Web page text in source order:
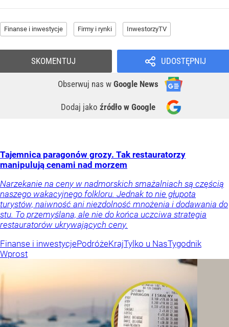
Finanse i inwestycje Firmy i rynki InwestorzyTV
UDOSTĘPNIJ
Obserwuj nas w Google News
Dodaj jako źródło w Google
SKOMENTUJ
Tajemnica paragonów grozy. Tak restauratorzy
manipulują cenami nad morzem
Narzekanie na ceny w nadmorskich smażalniach są częścią
naszego wakacyjnego folkloru. Jednak to nie głupota
turystów, naiwność ani niezdolność mnożenia i dodawania do
stu. To przemyślana, ale nie do końca uczciwa strategia
restauratorów ukrywających ceny.
Finanse i inwestycjePodróżeKrajTylko u NasTygodnik
Wprost